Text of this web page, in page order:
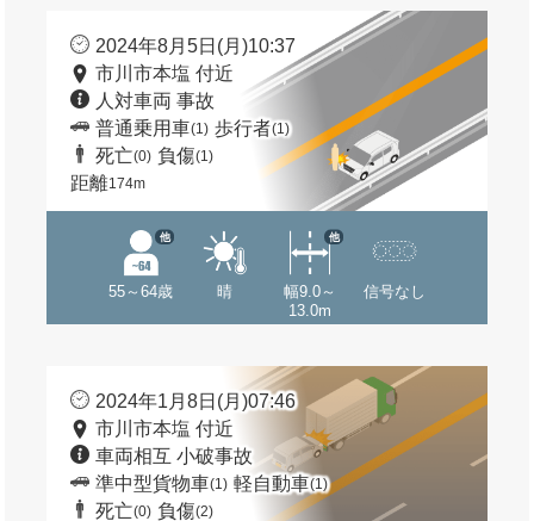
2024年8月5日(月)10:37
市川市本塩 付近
人対車両 事故
普通乗用車(1) 歩行者(1)
死亡(0) 負傷(1)
距離174m
55～64歳
他
晴
幅9.0～
13.0m
他
信号なし
2024年1月8日(月)07:46
市川市本塩 付近
車両相互 小破事故
準中型貨物車(1) 軽自動車(1)
死亡(0) 負傷(2)